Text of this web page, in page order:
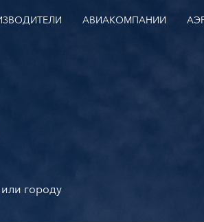
АВИАКОМПАНИИ
городу